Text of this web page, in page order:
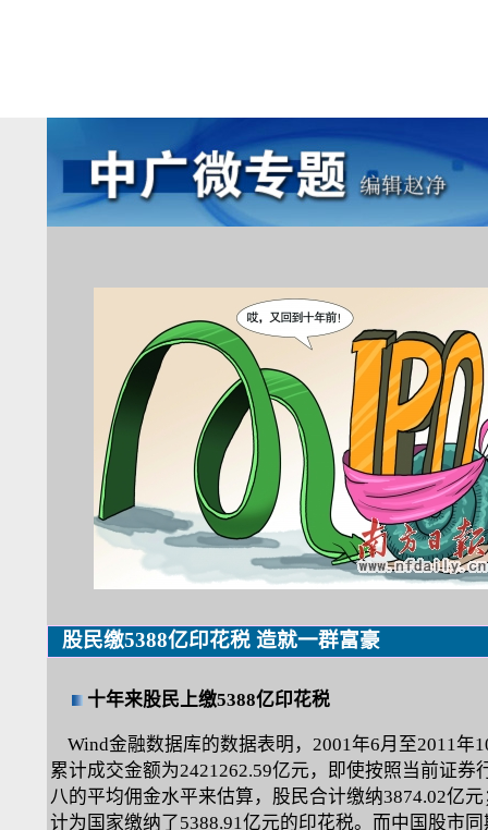
股民缴5388亿印花税 造就一群富豪
十年来股民上缴5388亿印花税
Wind金融数据库的数据表明，2001年6月至2011年
累计成交金额为2421262.59亿元，即使按照当前证券
八的平均佣金水平来估算，股民合计缴纳3874.02亿
计为国家缴纳了5388.91亿元的印花税。而中国股市